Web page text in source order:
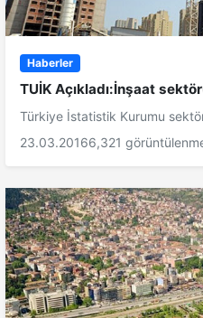
Haberler
TUİK Açıkladı:İnşaat
Türkiye İstatistik Kurumu
23.03.20166,321